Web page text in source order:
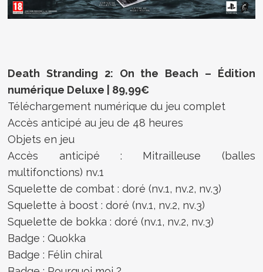
Death Stranding 2: On the Beach – Édition
numérique Deluxe | 89,99€
Téléchargement numérique du jeu complet
Accès anticipé au jeu de 48 heures
Objets en jeu
Accès anticipé : Mitrailleuse (balles
multifonctions) nv.1
Squelette de combat : doré (nv.1, nv.2, nv.3)
Squelette à boost : doré (nv.1, nv.2, nv.3)
Squelette de bokka : doré (nv.1, nv.2, nv.3)
Badge : Quokka
Badge : Félin chiral